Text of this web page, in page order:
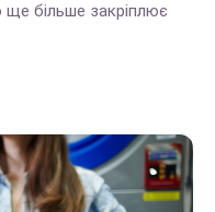
більше закріплює